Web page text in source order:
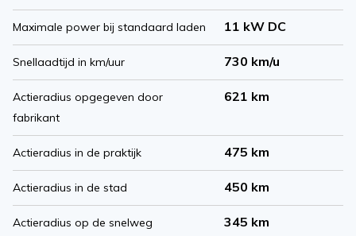
Maximale power bij standaard laden 11 kW DC
Snellaadtijd in km/uur 730 km/u
Actieradius opgegeven door
fabrikant
621 km
Actieradius in de praktijk 475 km
Actieradius in de stad 450 km
Actieradius op de snelweg 345 km